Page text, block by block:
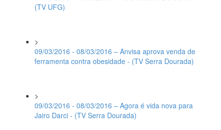
(TV UFG)
>
09/03/2016 - 08/03/2016 – Anvisa aprova venda de
ferramenta contra obesidade - (TV Serra Dourada)
>
09/03/2016 - 08/03/2016 – Agora é vida nova para
Jairo Darci - (TV Serra Dourada)